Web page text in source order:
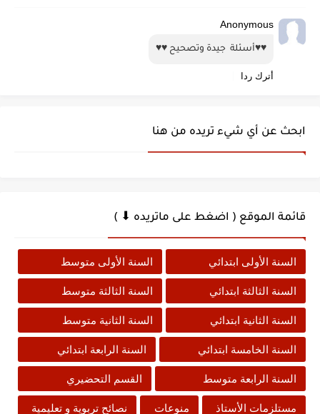
Anonymous
♥♥أسئلة  جيدة وتصحيح ♥♥
أترك ردا
ابحث عن أي شيء تريده من هنا
قائمة الموقع ( اضغط على ماتريده ⬇ )
السنة الأولى ابتدائي السنة الأولى متوسط
السنة الثالثة ابتدائي السنة الثالثة متوسط
السنة الثانية ابتدائي السنة الثانية متوسط
السنة الخامسة ابتدائي السنة الرابعة ابتدائي
السنة الرابعة متوسط القسم التحضيري
مستلزمات الأستاذ منوعات نصائح تربوية و تعليمية